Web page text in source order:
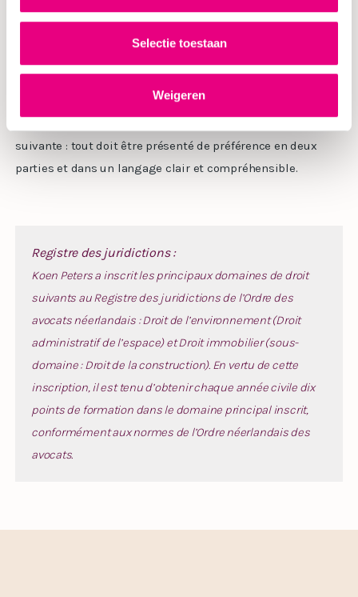
Selectie toestaan
Weigeren
évalue. C’est pourquoi beaucoup reviennent dans son
bureau. Pour lui, les avis juridiques ne sont pas non plus
suivante : tout doit être présenté de préférence en deux
parties et dans un langage clair et compréhensible.
Registre des juridictions :
Koen Peters a inscrit les principaux domaines de droit
suivants au Registre des juridictions de l’Ordre des
avocats néerlandais : Droit de l’environnement (Droit
administratif de l’espace) et Droit immobilier (sous-
domaine : Droit de la construction). En vertu de cette
inscription, il est tenu d’obtenir chaque année civile dix
points de formation dans le domaine principal inscrit,
conformément aux normes de l’Ordre néerlandais des
avocats.